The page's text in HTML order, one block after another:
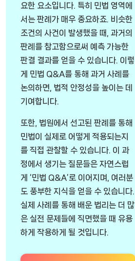
요한 요소입니다. 특히 민법 영역에
서는 판례가 매우 중요하죠. 비슷한
조건의 사건이 발생했을 때, 과거의
판례를 참고함으로써 예측 가능한
판결 결과를 얻을 수 있습니다. 이렇
게 민법 Q&A를 통해 과거 사례를
논의하면, 법적 안정성을 높이는 데
기여합니다.
또한, 법원에서 선고된 판례를 통해
민법이 실제로 어떻게 적용되는지
를 직접 관찰할 수 있습니다. 이 과
정에서 생기는 질문들은 자연스럽
게 ‘민법 Q&A’로 이어지며, 여러분
도 풍부한 지식을 얻을 수 있습니다.
실제 사례를 통해 배운 법리는 더 많
은 실전 문제들에 직면했을 때 유용
하게 작용하게 될 것입니다.